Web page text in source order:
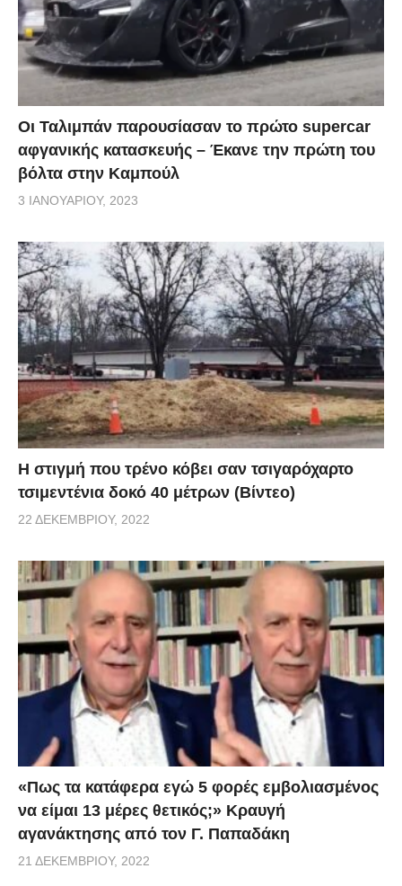
Οι Ταλιμπάν παρουσίασαν το πρώτο supercar
αφγανικής κατασκευής – Έκανε την πρώτη του
βόλτα στην Καμπούλ
3 ΙΑΝΟΥΑΡΊΟΥ, 2023
H στιγμή που τρένο κόβει σαν τσιγαρόχαρτο
τσιμεντένια δοκό 40 μέτρων (Βίντεο)
22 ΔΕΚΕΜΒΡΊΟΥ, 2022
«Πως τα κατάφερα εγώ 5 φορές εμβoλιασμένος
να είμαι 13 μέρες θετικός;» Κραυγή
αγανάκτησης από τον Γ. Παπαδάκη
21 ΔΕΚΕΜΒΡΊΟΥ, 2022